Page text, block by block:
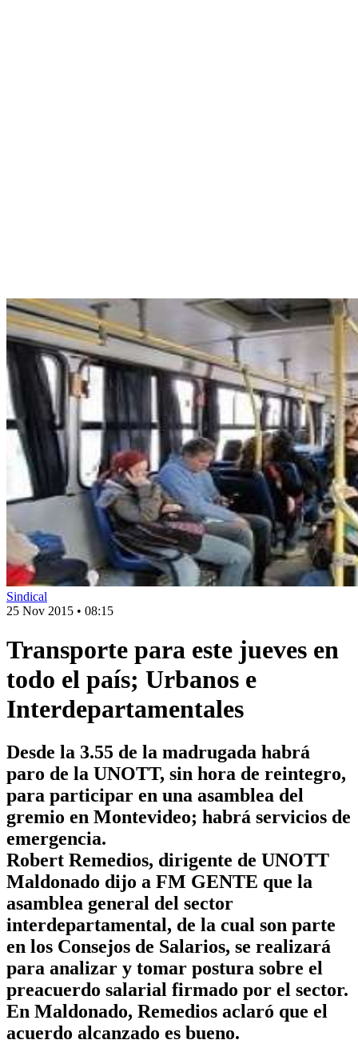
Sindical
25 Nov 2015 • 08:15
Transporte para este jueves en
todo el país; Urbanos e
Interdepartamentales
Desde la 3.55 de la madrugada habrá
paro de la UNOTT, sin hora de reintegro,
para participar en una asamblea del
gremio en Montevideo; habrá servicios de
emergencia.
Robert Remedios, dirigente de UNOTT
Maldonado dijo a FM GENTE que la
asamblea general del sector
interdepartamental, de la cual son parte
en los Consejos de Salarios, se realizará
para analizar y tomar postura sobre el
preacuerdo salarial firmado por el sector.
En Maldonado, Remedios aclaró que el
acuerdo alcanzado es bueno.